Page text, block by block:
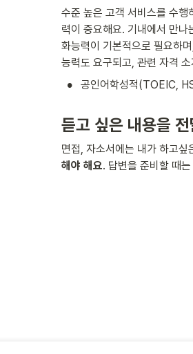
수준 높은 고객 서비스를 수
력이 중요해요. 기내에서 만나
화능력이 기본적으로 필요하
능력도 요구되고, 관련 자격
• 공인어학성적(TOEIC,
듣고 싶은 내용을
면접, 자소서에는 내가 하고싶
해야 해요. 답변을 준비할 때